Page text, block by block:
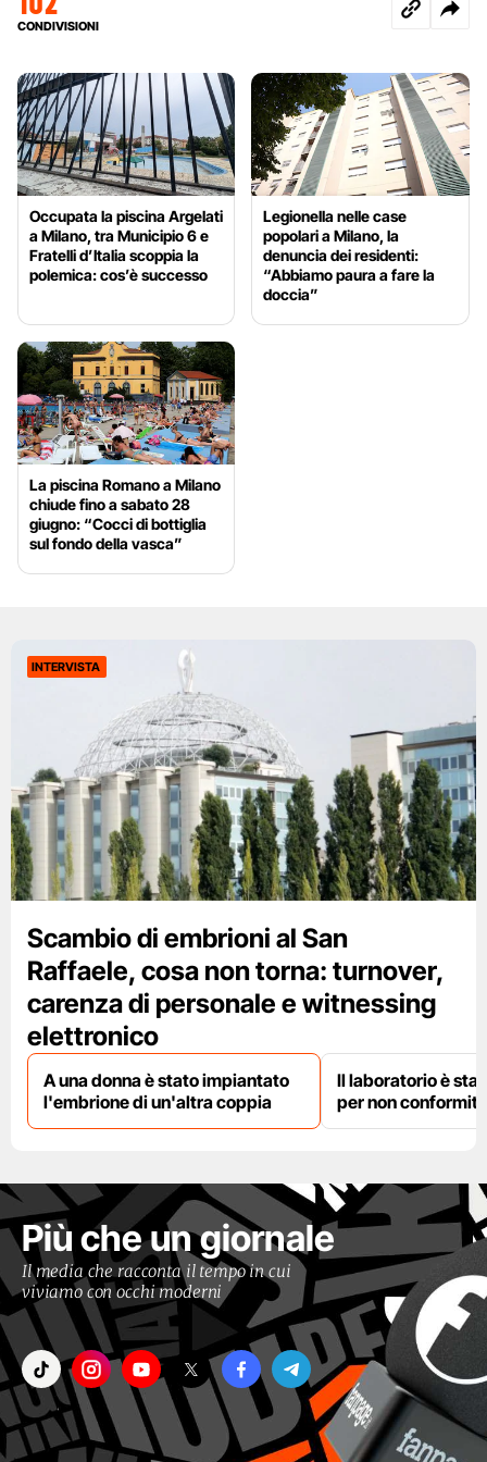
CONDIVISIONI
Occupata la piscina Argelati
a Milano, tra Municipio 6 e
Fratelli d’Italia scoppia la
polemica: cos’è successo
Legionella nelle case
popolari a Milano, la
denuncia dei residenti:
“Abbiamo paura a fare la
doccia”
La piscina Romano a Milano
chiude fino a sabato 28
giugno: “Cocci di bottiglia
sul fondo della vasca”
INTERVISTA
Scambio di embrioni al San
Raffaele, cosa non torna: turnover,
carenza di personale e witnessing
elettronico
A una donna è stato impiantato
l'embrione di un'altra coppia
Il laboratorio è
per non
Più che un giornale
Il media che racconta il tempo in cui
viviamo con occhi moderni